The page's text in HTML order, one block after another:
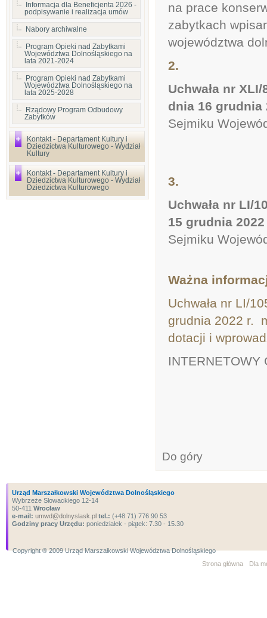
Informacja dla Beneficjenta 2026 -
podpisywanie i realizacja umów
Nabory archiwalne
Program Opieki nad Zabytkami
Województwa Dolnośląskiego na
lata 2021-2024
Program Opieki nad Zabytkami
Województwa Dolnośląskiego na
lata 2025-2028
Rządowy Program Odbudowy
Zabytków
Kontakt - Departament Kultury i
Dziedzictwa Kulturowego - Wydział
Kultury
Kontakt - Departament Kultury i
Dziedzictwa Kulturowego - Wydział
Dziedzictwa Kulturowego
na prace
zabytkach
województwa
2.
Uchwała nr
dnia 16 grudnia
Sejmiku
3.
Uchwała nr LI/
15 grudnia 2022
Sejmiku
Ważna
Uchwała nr LI/
grudnia 2022 r.
dotacji i
INTERNETOWY
Do góry
Urząd Marszałkowski Województwa Dolnośląskiego
Wybrzeże Słowackiego 12-14
50-411 Wrocław
e-mail: umwd@dolnyslask.pl tel.: (+48 71) 776 90 53
Godziny pracy Urzędu: poniedziałek - piątek: 7.30 - 15.30
Copyright ® 2009 Urząd Marszałkowski Województwa Dolnośląskiego
Strona główna
Dla